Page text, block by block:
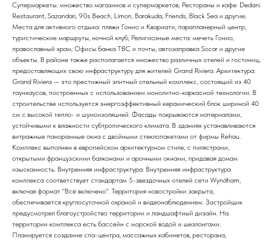
Супермаркеты: множество магазинов и супермаркетов; Рестораны и кафе: Dedani
Restaurant, Sazandari, 90s Beach, Limon, Barakuda, Friends, Black Sea и другие;
Места для активного отдыха: пляжи Гонио и Квариати, парапланерный центр,
туристические маршруты, ночной клуб; Религиозные места: мечеть Гонио,
православный храм; Офисы банка TBC и почты, автозаправка Socar и другие
объекты. В районе также располагается множество различных отелей и гостиниц,
предоставляющих свою инфраструктуру для жителей Grand Riviera. Архитектура:
Grand Riviera — это престижный элитный отельный комплекс, состоящий из 40
таунхаусов, построенных с использованием монолитно-каркасной технологии. В
строительстве используется энергоэффективный керамический блок шириной 40
см с высокой тепло- и шумоизоляцией. Фасады покрываются материалами,
устойчивыми к влажности субтропического климата. В зданиях устанавливаются
витражные панорамные окна с двойными стеклопакетами от фирмы Rehau.
Комплекс выполнен в европейском архитектурном стиле, с пилястрами,
открытыми французскими балконами и арочными окнами, придавая домам
изысканность. Внутренняя инфраструктура: Внутренняя инфраструктура
комплекса соответствует стандартам 5-звездочных отелей сети Wyndham,
включая формат "Всё включено". Территория новостройки закрыта,
обеспечивается круглосуточной охраной и видеонаблюдением. Застройщик
предусмотрел благоустройство территории и ландшафтный дизайн. На
территории комплекса есть бассейн с морской водой и шезлонгами.
Планируется создание спа-центра, массажных кабинетов, ресторана,